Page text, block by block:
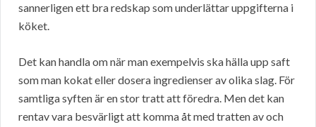
sannerligen ett bra redskap som underlättar uppgifterna i
köket.
Det kan handla om när man exempelvis ska hälla upp saft
som man kokat eller dosera ingredienser av olika slag. För
samtliga syften är en stor tratt att föredra. Men det kan
rentav vara besvärligt att komma åt med tratten av och